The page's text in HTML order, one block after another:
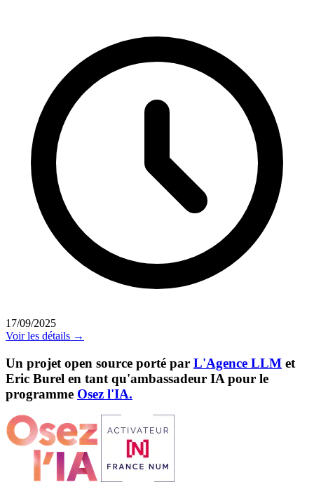
17/09/2025
Voir les détails →
Un projet open source porté par L'Agence LLM et
Eric Burel en tant qu'ambassadeur IA pour le
programme Osez l'IA.